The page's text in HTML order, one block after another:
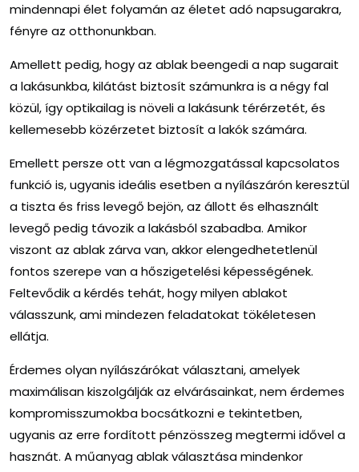
mindennapi élet folyamán az életet adó napsugarakra,
fényre az otthonunkban.
Amellett pedig, hogy az ablak beengedi a nap sugarait
a lakásunkba, kilátást biztosít számunkra is a négy fal
közül, így optikailag is növeli a lakásunk térérzetét, és
kellemesebb közérzetet biztosít a lakók számára.
Emellett persze ott van a légmozgatással kapcsolatos
funkció is, ugyanis ideális esetben a nyílászárón keresztül
a tiszta és friss levegő bejön, az állott és elhasznált
levegő pedig távozik a lakásból szabadba. Amikor
viszont az ablak zárva van, akkor elengedhetetlenül
fontos szerepe van a hőszigetelési képességének.
Feltevődik a kérdés tehát, hogy milyen ablakot
válasszunk, ami mindezen feladatokat tökéletesen
ellátja.
Érdemes olyan nyílászárókat választani, amelyek
maximálisan kiszolgálják az elvárásainkat, nem érdemes
kompromisszumokba bocsátkozni e tekintetben,
ugyanis az erre fordított pénzösszeg megtermi idővel a
hasznát. A műanyag ablak választása mindenkor